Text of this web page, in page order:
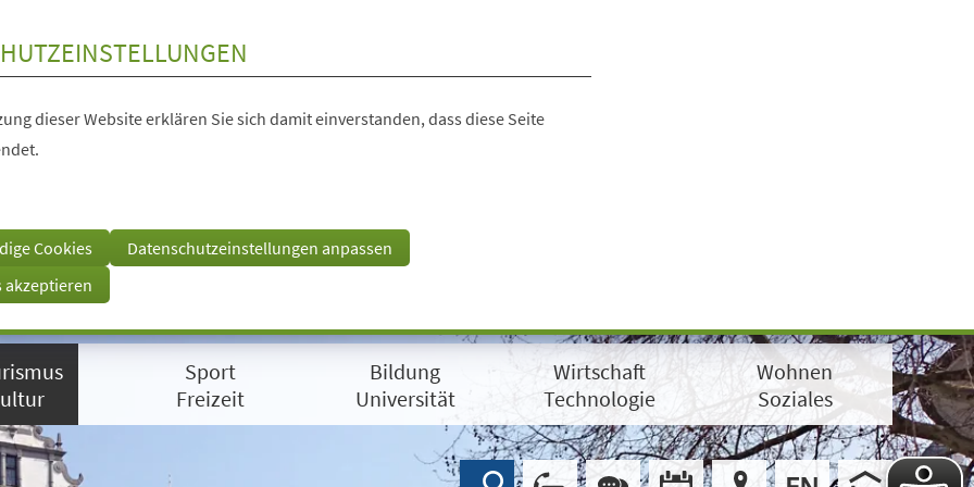
dieser Website erklären Sie sich damit einverstanden, dass diese Seite
Cookies
Datenschutzeinstellungen anpassen
akzeptieren
Sport
Freizeit
Bildung
Universität
Wirtschaft
Technologie
Wohnen
Soziales